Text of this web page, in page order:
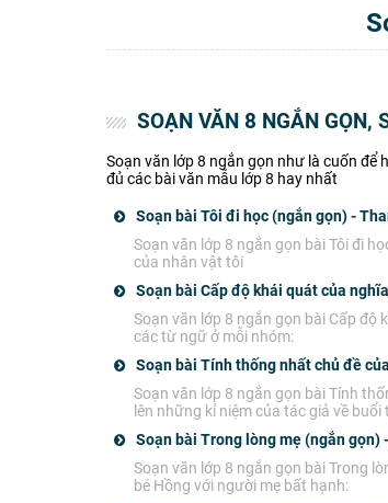
SOẠN VĂN 8 NGẮN GỌN,
Soạn văn lớp 8 ngắn gọn như là cuốn
đủ các bài văn mẫu lớp 8 hay nhất
Soạn bài Tôi đi học (ngắn gọn) -
Soạn văn lớp 8 ngắn gọn bài Tôi đi
của nhân vật tôi
Soạn bài Cấp độ khái quát của
Soạn văn lớp 8 ngắn gọn bài Cấp độ
các từ ngữ ở mỗi nhóm:
Soạn bài Tính thống nhất chủ đề
Soạn văn lớp 8 ngắn gọn bài Tính
lên những kỉ niệm của tác giả về
Soạn bài Trong lòng mẹ (ngắn gọn)
Soạn văn lớp 8 ngắn gọn bài Trong
bé Hồng với người mẹ bất hạnh: